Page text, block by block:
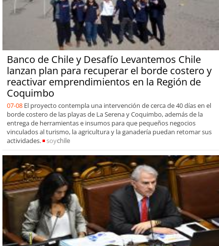
Banco de Chile y Desafío Levantemos Chile
lanzan plan para recuperar el borde costero y
reactivar emprendimientos en la Región de
Coquimbo
07-08 El proyecto contempla una intervención de cerca de 40 días en el
borde costero de las playas de La Serena y Coquimbo, además de la
entrega de herramientas e insumos para que pequeños negocios
vinculados al turismo, la agricultura y la ganadería puedan retomar sus
actividades.
soychile